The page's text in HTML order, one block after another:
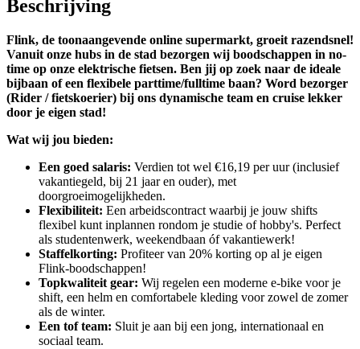
Beschrijving
Flink, de toonaangevende online supermarkt, groeit razendsnel!
Vanuit onze hubs in de stad bezorgen wij boodschappen in no-
time op onze elektrische fietsen. Ben jij op zoek naar de ideale
bijbaan of een flexibele parttime/fulltime baan? Word bezorger
(Rider / fietskoerier) bij ons dynamische team en cruise lekker
door je eigen stad!
Wat wij jou bieden:
Een goed salaris: Verdien tot wel €16,19 per uur (inclusief
vakantiegeld, bij 21 jaar en ouder), met
doorgroeimogelijkheden.
Flexibiliteit: Een arbeidscontract waarbij je jouw shifts
flexibel kunt inplannen rondom je studie of hobby's. Perfect
als studentenwerk, weekendbaan óf vakantiewerk!
Staffelkorting: Profiteer van 20% korting op al je eigen
Flink-boodschappen!
Topkwaliteit gear: Wij regelen een moderne e-bike voor je
shift, een helm en comfortabele kleding voor zowel de zomer
als de winter.
Een tof team: Sluit je aan bij een jong, internationaal en
sociaal team.